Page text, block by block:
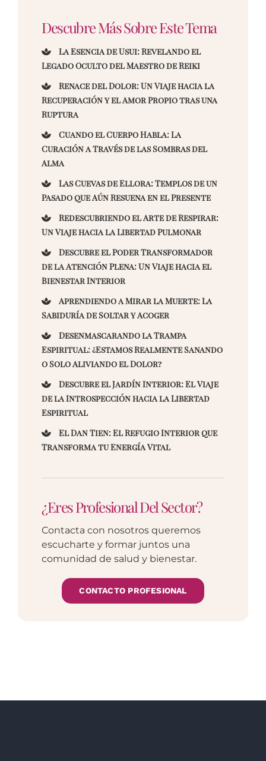
Descubre Más Sobre Este Tema
La Esencia de Usui: Revelando el
Legado Oculto del Maestro de Reiki
Renace del Dolor: Un Viaje hacia la
Recuperación y el Amor Propio tras una
Ruptura
Cuando el Cuerpo Habla: La
Curación a Través de las Sombras del
Alma
Las Cuevas de Ellora: Templos de un
Pasado que Aún Resuena en el Presente
Redescubriendo el Arte de Respirar:
Un Viaje hacia la Libertad Pulmonar
Descubre el Poder Transformador
de la Atención Plena: Un Viaje hacia el
Bienestar Interior
Aprendiendo a Mirar la Muerte: La
Sabiduría de Soltar y Acoger
Desenmascarando la Trampa
Espiritual: ¿Estamos Realmente Sanando
o Solo Aliviando el Dolor?
Descubre el Jardín Interior: El Viaje
de la Introspección hacia la Libertad
Espiritual
El Dan Tien: El Refugio Interior que
Transforma tu Energía Vital
¿Eres Profesional Del Sector?
Contacta con nosotros queremos
escucharte y formar juntos una
comunidad de salud y bienestar.
CONTACTO PROFESIONAL